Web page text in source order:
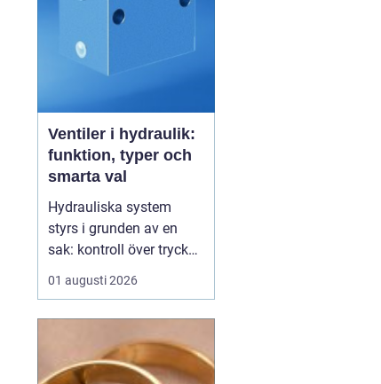
Ventiler i hydraulik:
funktion, typer och
smarta val
Hydrauliska system
styrs i grunden av en
sak: kontroll över tryck
och flöde. I centrum står
Ventiler
håll och med vilket tryck.
Utan rätt ventiler blir
även den m...
01 augusti 2026